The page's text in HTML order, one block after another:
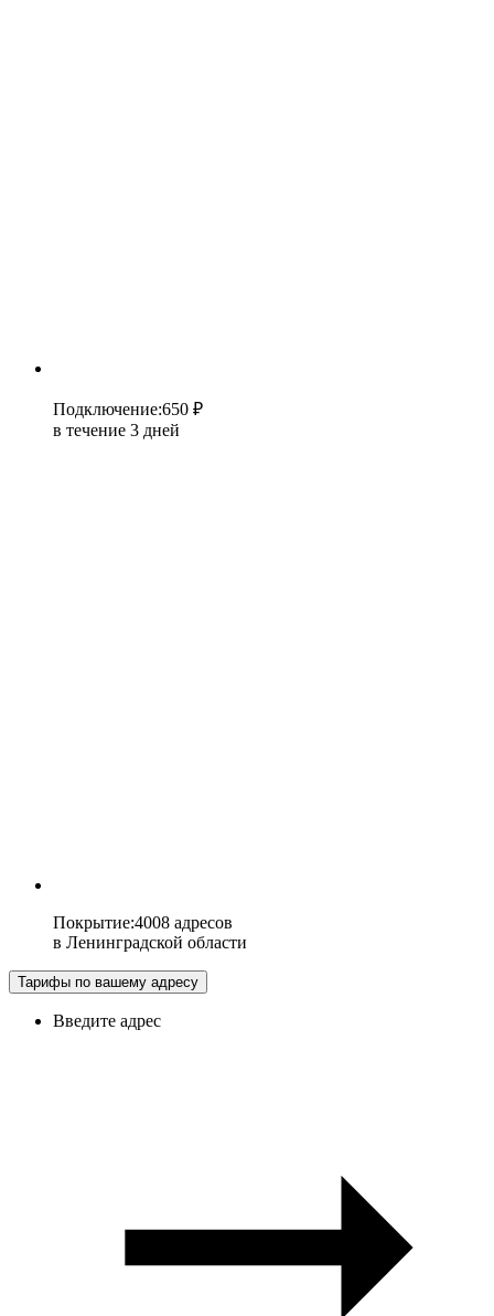
Подключение:650 ₽
в течение 3 дней
Покрытие:4008 адресов
в Ленинградской области
Тарифы по вашему адресу
Введите адрес